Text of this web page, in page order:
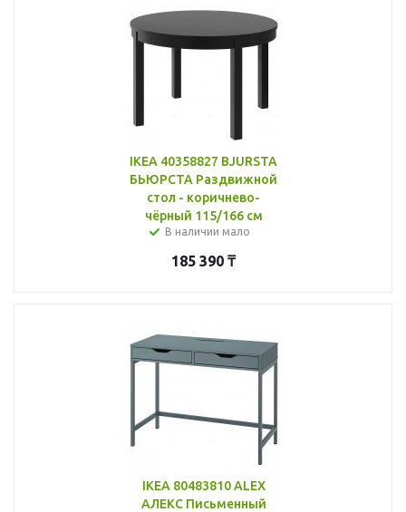
IKEA 40358827 BJURSTA
БЬЮРСТА Раздвижной
стол - коричнево-
чёрный 115/166 см
В наличии мало
185 390 ₸
IKEA 80483810 ALEX
АЛЕКС Письменный